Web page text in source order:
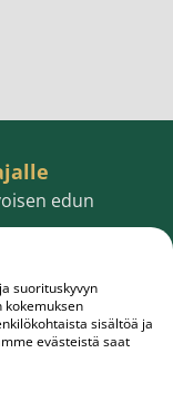
edun
suorituskyvyn
sisältöä ja
evästeistä saat